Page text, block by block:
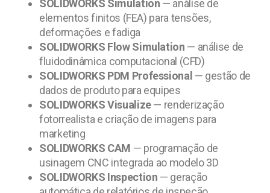
SOLIDWORKS Simulation — análise de
elementos finitos (FEA) para tensões,
deformações e fadiga
SOLIDWORKS Flow Simulation — análise de
fluidodinâmica computacional (CFD)
SOLIDWORKS PDM Professional — gestão de
dados de produto para equipes
SOLIDWORKS Visualize— renderização
fotorrealista e criação de imagens para
marketing
SOLIDWORKS CAM — programação de
usinagem CNC integrada ao modelo 3D
SOLIDWORKS Inspection — geração